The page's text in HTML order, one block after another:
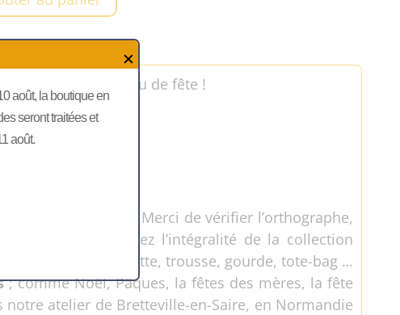
table de mariage ou de fête !
modèle proposé. Merci de vérifier l’orthographe,
moi ! Découvrez l’intégralité de la collection
: pochette, trousse, gourde, tote-bag …
; comme Noël, Pâques, la fêtes des mères, la fête
atelier de Bretteville-en-Saire, en Normandie
✕
août, la boutique en
seront traitées et
août.